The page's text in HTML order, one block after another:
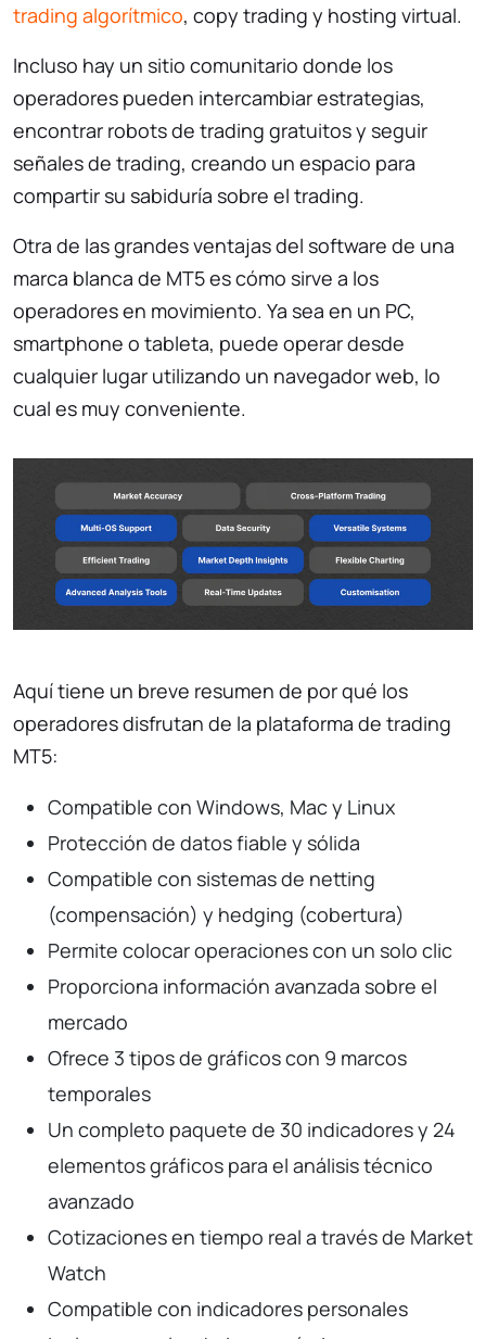
trading algorítmico, copy trading y hosting virtual.
Incluso hay un sitio comunitario donde los
operadores pueden intercambiar estrategias,
encontrar robots de trading gratuitos y seguir
señales de trading, creando un espacio para
compartir su sabiduría sobre el trading.
Otra de las grandes ventajas del software de una
marca blanca de MT5 es cómo sirve a los
operadores en movimiento. Ya sea en un PC,
smartphone o tableta, puede operar desde
cualquier lugar utilizando un navegador web, lo
cual es muy conveniente.
Aquí tiene un breve resumen de por qué los
operadores disfrutan de la plataforma de trading
MT5:
Compatible con Windows, Mac y Linux
Protección de datos fiable y sólida
Compatible con sistemas de netting
(compensación) y hedging (cobertura)
Permite colocar operaciones con un solo clic
Proporciona información avanzada sobre el
mercado
Ofrece 3 tipos de gráficos con 9 marcos
temporales
Un completo paquete de 30 indicadores y 24
elementos gráficos para el análisis técnico
avanzado
Cotizaciones en tiempo real a través de Market
Watch
Compatible con indicadores personales